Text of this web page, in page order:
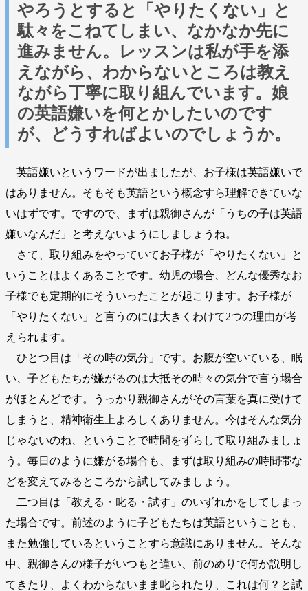
やろうとすると「やりたくない」と
駄々をこねてしまい、なかなか先に
進みません。レッスンは私が手を添
えながら、わからないところは教え
ながら丁寧に取り組んでいます。娘
の英語嫌いを何とかしたいのです
が、どうすればよいのでしょうか。
英語嫌いというワードが出ましたが、お子様は英語嫌いで
はありません。そもそも英語という概念すら理解できていな
いはずです。ですので、まずは親御さんが「うちの子は英語
嫌いなんだ」と考えないようにしましょうね。
さて、取り組みをやっていてお子様が「やりたくない」と
いうことはよくあることです。幼児の場合、どんな優秀なお
子様でも定期的にそういったことが起こります。お子様が
「やりたくない」と言うのには大きくわけて2つの理由が考
えられます。
ひとつ目は「その時の気分」です。お腹が空いている、眠
い、子どもたちが嫌がるのは大抵その時々の気分で言う場合
がほとんどです。うっかり親御さんがその言葉を真に受けて
しまうと、精神衛生上よろしくありません。今はそんな気分
じゃないのね、ということで時間をずらして取り組みましょ
う。毎日のように嫌がる場合も、まずは取り組みの時間帯な
どを変えてみるところから試してみましょう。
二つ目は「教える・叱る・試す」のいずれかをしてしまっ
た場合です。前述のように子どもたちは英語ということも、
また勉強しているということすら意識にありません。そんな
中、親御さんの様子がいつもと違い、前のめりで何か説明し
てきたり、よくわからないまま叱られたり、これは何？と試